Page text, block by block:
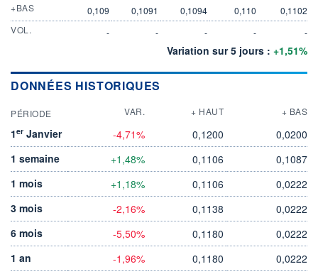
+BAS
0,109 0,1091 0,1094 0,110
0,1102
VOL.
- - - - -
Variation sur 5 jours : +1,51%
DONNÉES HISTORIQUES
PÉRIODE VAR. + HAUT + BAS
1er Janvier -4,71% 0,1200
0,0200
1 semaine
+1,48% 0,1106
0,1087
1 mois
+1,18% 0,1106
0,0222
3 mois
-2,16% 0,1138
0,0222
6 mois
-5,50% 0,1180
0,0222
1 an
-1,96% 0,1180
0,0222